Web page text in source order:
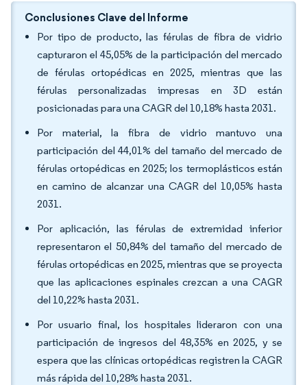
Conclusiones Clave del Informe
Por tipo de producto, las férulas de fibra de vidrio
capturaron el 45,05% de la participación del mercado
de férulas ortopédicas en 2025, mientras que las
férulas personalizadas impresas en 3D están
posicionadas para una CAGR del 10,18% hasta 2031.
Por material, la fibra de vidrio mantuvo una
participación del 44,01% del tamaño del mercado de
férulas ortopédicas en 2025; los termoplásticos están
en camino de alcanzar una CAGR del 10,05% hasta
2031.
Por aplicación, las férulas de extremidad inferior
representaron el 50,84% del tamaño del mercado de
férulas ortopédicas en 2025, mientras que se proyecta
que las aplicaciones espinales crezcan a una CAGR
del 10,22% hasta 2031.
Por usuario final, los hospitales lideraron con una
participación de ingresos del 48,35% en 2025, y se
espera que las clínicas ortopédicas registren la CAGR
más rápida del 10,28% hasta 2031.